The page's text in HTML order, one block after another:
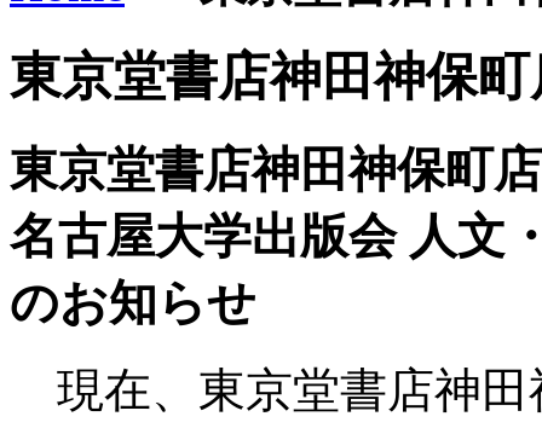
東京堂書店神田神保
東京堂書店神田神保町
名古屋大学出版会 人文
のお知らせ
現在、東京堂書店神田